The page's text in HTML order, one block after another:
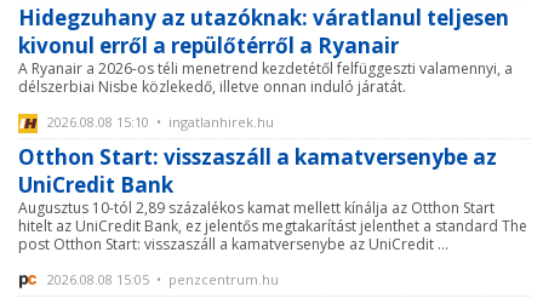
Hidegzuhany az utazóknak: váratlanul teljesen
kivonul erről a repülőtérről a Ryanair
A Ryanair a 2026-os téli menetrend kezdetétől felfüggeszti valamennyi, a
délszerbiai Nisbe közlekedő, illetve onnan induló járatát.
2026.08.08 15:10 • ingatlanhirek.hu
Otthon Start: visszaszáll a kamatversenybe az
UniCredit Bank
Augusztus 10-tól 2,89 százalékos kamat mellett kínálja az Otthon Start
hitelt az UniCredit Bank, ez jelentős megtakarítást jelenthet a standard The
post Otthon Start: visszaszáll a kamatversenybe az UniCredit ...
2026.08.08 15:05 • penzcentrum.hu